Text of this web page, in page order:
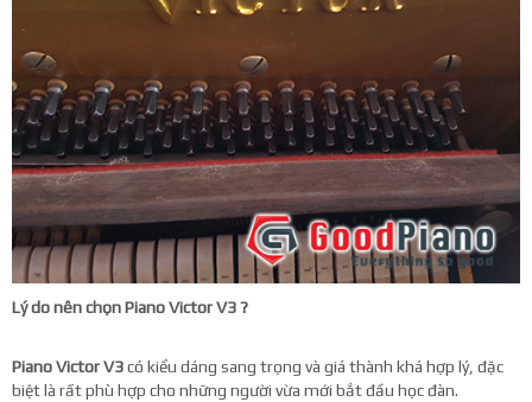
Lý do nên chọn Piano Victor V3 ?
Piano Victor V3có kiểu dáng sang trọng và giá thành khá hợp lý, đặc
biệt là rất phù hợp cho những người vừa mới bắt đầu học đàn.